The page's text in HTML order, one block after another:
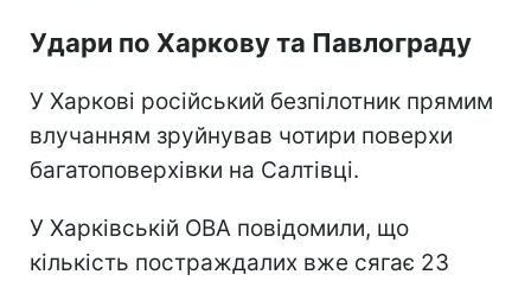
Удари по Харкову та Павлограду
У Харкові російський безпілотник прямим
влучанням зруйнував чотири поверхи
багатоповерхівки на Салтівці.
У Харківській ОВА повідомили, що
кількість постраждалих вже сягає 23